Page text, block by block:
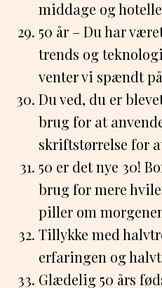
middage og
50 år – Du har
trends og
venter vi spændt
Du ved, du er
brug for at
skriftstørrelse for
50 er det nye 30!
brug for mere
piller om
Tillykke med
erfaringen og
Glædelig 50 års